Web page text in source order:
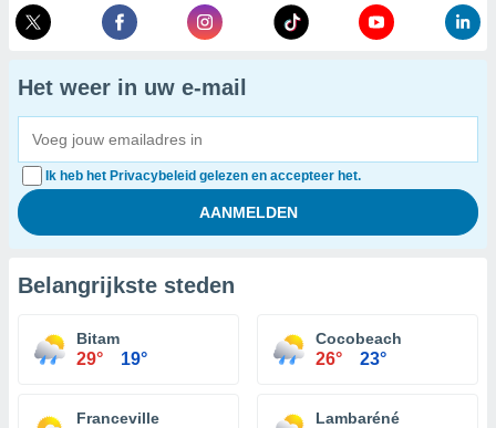
Het weer in uw e-mail
Ik heb het Privacybeleid gelezen en accepteer het.
Belangrijkste steden
Bitam
29° 19°
Cocobeach
26° 23°
Franceville Lambaréné